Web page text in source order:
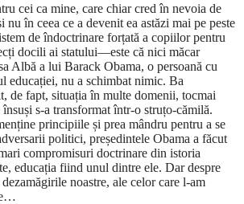
cei ca mine, care chiar cred în nevoia de
în ceea ce a devenit ea astăzi mai pe peste
de îndoctrinare forțată a copiilor pentru
docili ai statului—este că nici măcar
Albă a lui Barack Obama, o persoană cu
educației, nu a schimbat nimic. Ba
de fapt, situația în multe domenii, tocmai
s-a transformat într-o struțo-cămilă.
principiile și prea mândru pentru a se
politici, președintele Obama a făcut
compromisuri doctrinare din istoria
educația fiind unul dintre ele. Dar despre
noastre, ale celor care l-am